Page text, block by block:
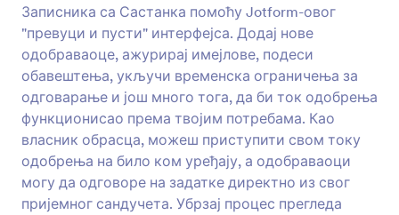
Записника са Састанка помоћу Jotform-овог
"превуци и пусти" интерфејса. Додај нове
одобраваоце, ажурирај имејлове, подеси
обавештења, укључи временска ограничења за
одговарање и још много тога, да би ток одобрења
функционисао према твојим потребама. Као
власник обрасца, можеш приступити свом току
одобрења на било ком уређају, а одобраваоци
могу да одговоре на задатке директно из свог
пријемног сандучета. Убрзај процес прегледа